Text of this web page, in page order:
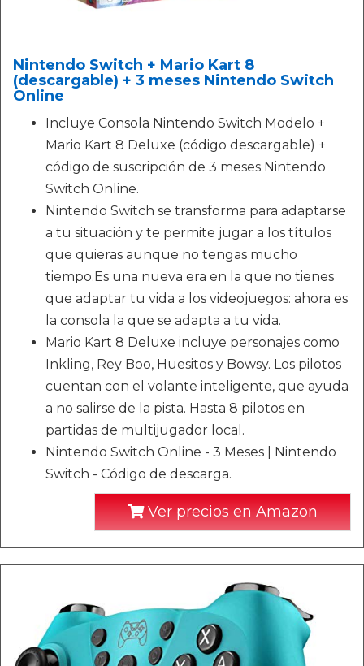
Nintendo Switch + Mario Kart 8
(descargable) + 3 meses Nintendo Switch
Online
Incluye Consola Nintendo Switch Modelo +
Mario Kart 8 Deluxe (código descargable) +
código de suscripción de 3 meses Nintendo
Switch Online.
Nintendo Switch se transforma para adaptarse
a tu situación y te permite jugar a los títulos
que quieras aunque no tengas mucho
tiempo.Es una nueva era en la que no tienes
que adaptar tu vida a los videojuegos: ahora es
la consola la que se adapta a tu vida.
Mario Kart 8 Deluxe incluye personajes como
Inkling, Rey Boo, Huesitos y Bowsy. Los pilotos
cuentan con el volante inteligente, que ayuda
a no salirse de la pista. Hasta 8 pilotos en
partidas de multijugador local.
Nintendo Switch Online - 3 Meses | Nintendo
Switch - Código de descarga.
Ver precios en Amazon